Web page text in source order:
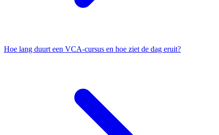
Hoe lang duurt een VCA-cursus en hoe ziet de dag eruit?